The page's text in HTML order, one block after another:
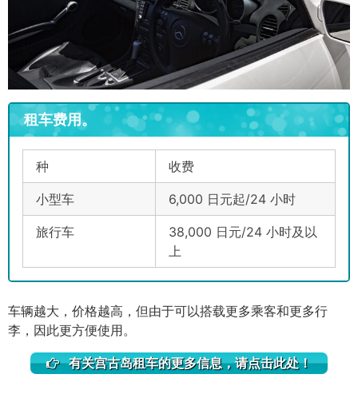
租车费用。
种 收费
小型车 6,000 日元起/24 小时
旅行车
38,000 日元/24 小时及以
上
车辆越大，价格越高，但由于可以搭载更多乘客和更多行
李，因此更方便使用。
有关宫古岛租车的更多信息，请点击此处！